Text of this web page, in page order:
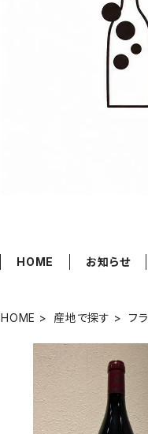
HOME お知らせ
HOME 産地で探す フ